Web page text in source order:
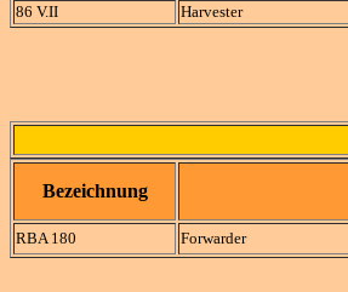
86 V.II
Harvester
Bezeichnung
RBA 180 Forwarder